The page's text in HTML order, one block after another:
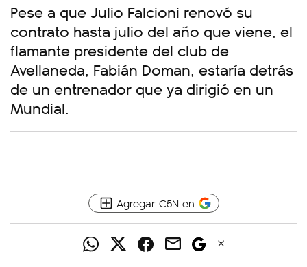
Pese a que Julio Falcioni renovó su
contrato hasta julio del año que viene, el
flamante presidente del club de
Avellaneda, Fabián Doman, estaría detrás
de un entrenador que ya dirigió en un
Mundial.
Agregar C5N en